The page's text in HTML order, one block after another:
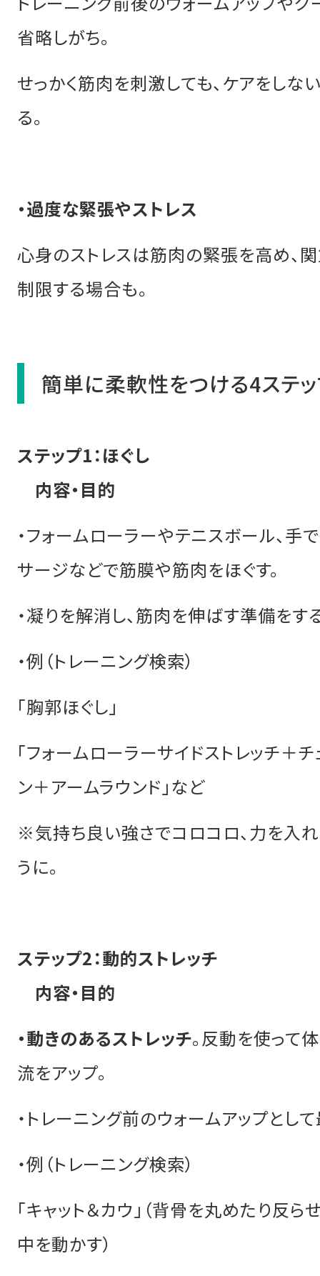
省略しがち。
せっかく筋肉を刺激しても、ケアをしな
る。
・過度な緊張やストレス
心身のストレスは筋肉の緊張を高め、
制限する場合も。
簡単に柔軟性をつける4ステ
ステップ1：ほぐし
内容・目的
・フォームローラーやテニスボール、手
サージなどで筋膜や筋肉をほぐす。
・凝りを解消し、筋肉を伸ばす準備をす
・例（トレーニング検索）
「胸郭ほぐし」
「フォームローラーサイドストレッチ＋
ン＋アームラウンド」など
※気持ち良い強さでコロコロ、力を入
うに。
ステップ2：動的ストレッチ
内容・目的
・動きのあるストレッチ。反動を使って
流をアップ。
・トレーニング前のウォームアップとして
・例（トレーニング検索）
「キャット＆カウ」（背骨を丸めたり反ら
中を動かす）